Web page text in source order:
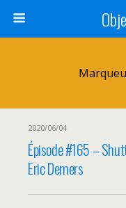
2020/06/04
Épisode #165 –
Eric Demers